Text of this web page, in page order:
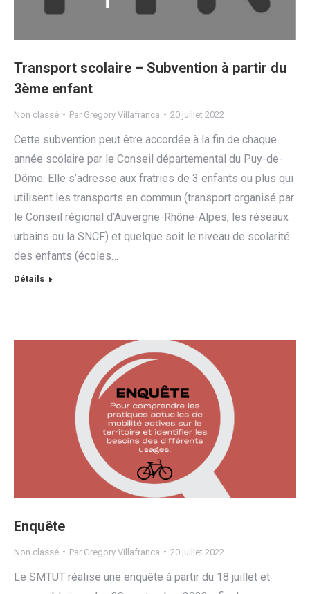
Transport scolaire – Subvention à partir du
3ème enfant
Non classé Par Gregory Villafranca 20 juillet 2022
Cette subvention peut être accordée à la fin de chaque
année scolaire par le Conseil départemental du Puy-de-
Dôme. Elle s’adresse aux fratries de 3 enfants ou plus qui
utilisent les transports en commun (transport organisé par
le Conseil régional d’Auvergne-Rhône-Alpes, les réseaux
urbains ou la SNCF) et quelque soit le niveau de scolarité
des enfants (écoles…
Détails
Enquête
Non classé Par Gregory Villafranca 20 juillet 2022
Le SMTUT réalise une enquête à partir du 18 juillet et